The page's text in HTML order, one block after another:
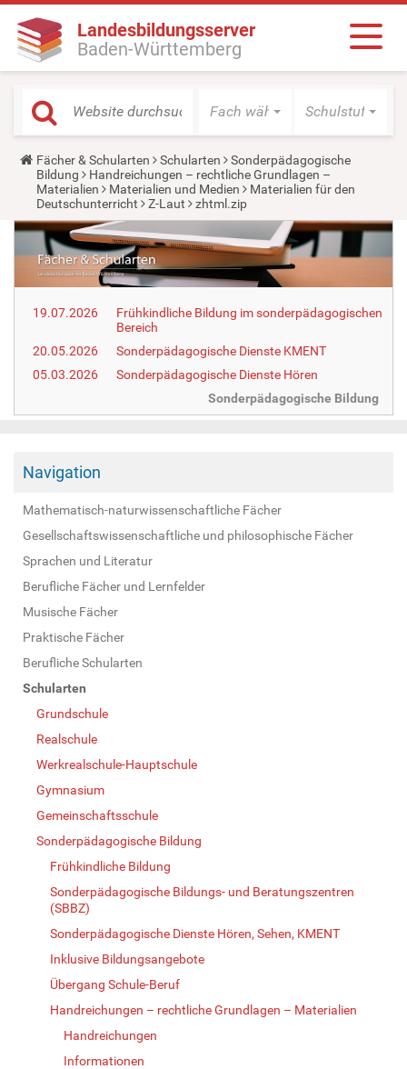
Landesbildungsserver
Baden-Württemberg
Fach wählen Schulstufe
Y
o
u
a
r
e
e
r
e
Fächer & Schularten Schularten
Sonderpädagogische
Bildung
Handreichungen – rechtliche Grundlagen –
Materialien
Materialien und Medien
Materialien für den
Deutschunterricht
Z-Laut zhtml.zip
19.07.2026
Frühkindliche Bildung im sonderpädagogischen
Bereich
20.05.2026
Sonderpädagogische Dienste KMENT
05.03.2026
Sonderpädagogische Dienste Hören
Sonderpädagogische Bildung
Navigation
Mathematisch-naturwissenschaftliche Fächer
Gesellschaftswissenschaftliche und philosophische Fächer
Sprachen und Literatur
Berufliche Fächer und Lernfelder
Musische Fächer
Praktische Fächer
Berufliche Schularten
Schularten
Grundschule
Realschule
Werkrealschule-Hauptschule
Gymnasium
Gemeinschaftsschule
Sonderpädagogische Bildung
Frühkindliche Bildung
Sonderpädagogische Bildungs- und Beratungszentren
(SBBZ)
Sonderpädagogische Dienste Hören, Sehen, KMENT
Inklusive Bildungsangebote
Übergang Schule-Beruf
Handreichungen – rechtliche Grundlagen – Materialien
Handreichungen
Informationen